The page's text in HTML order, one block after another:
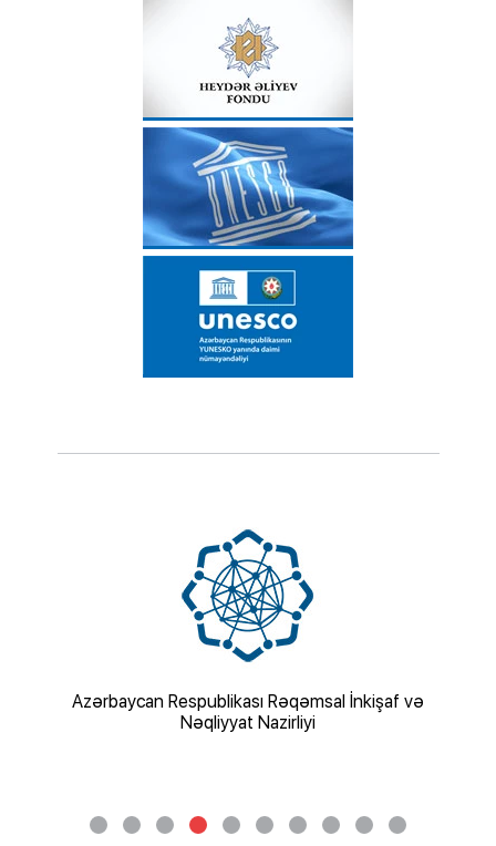
Azərbaycan Respublikası Rəqəmsal İnkişaf və
Nəqliyyat Nazirliyi